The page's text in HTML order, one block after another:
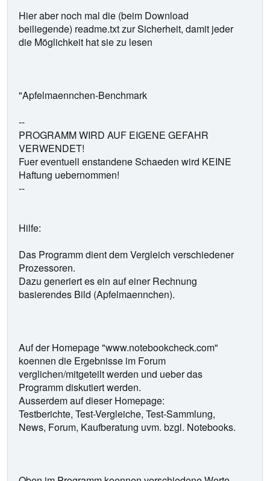
Hier aber noch mal die (beim Download
beiliegende) readme.txt zur Sicherheit, damit jeder
die Möglichkeit hat sie zu lesen
"Apfelmaennchen-Benchmark
--
PROGRAMM WIRD AUF EIGENE GEFAHR
VERWENDET!
Fuer eventuell enstandene Schaeden wird KEINE
Haftung uebernommen!
--
Hilfe:
Das Programm dient dem Vergleich verschiedener
Prozessoren.
Dazu generiert es ein auf einer Rechnung
basierendes Bild (Apfelmaennchen).
Auf der Homepage "www.notebookcheck.com"
koennen die Ergebnisse im Forum
verglichen/mitgeteilt werden und ueber das
Programm diskutiert werden.
Ausserdem auf dieser Homepage:
Testberichte, Test-Vergleiche, Test-Sammlung,
News, Forum, Kaufberatung uvm. bzgl. Notebooks.